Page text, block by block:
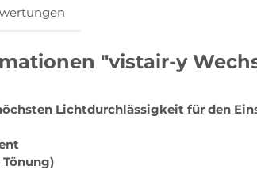
"vistair-y
Lichtdurchlässigkeit für den